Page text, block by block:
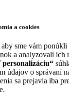
a cookies
sme vám
a analyzovali
údajov o správaní
sa prejavia iba